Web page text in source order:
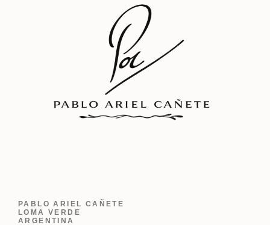
PABLO ARIEL CAÑETE
LOMA VERDE
ARGENTINA